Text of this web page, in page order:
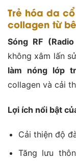
Trẻ hóa da cổ
collagen từ
Sóng RF
không xâm lấn
làm nóng lớp
collagen và cải
Lợi ích nổi bật
Cải thiện độ
Tăng lưu